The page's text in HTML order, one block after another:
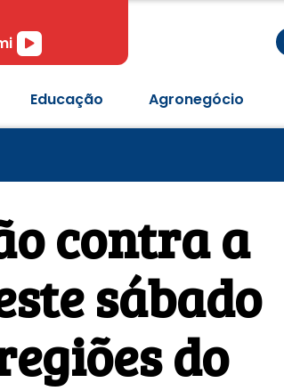
Tocador
de
Educação Agronegócio
da Copa do Brasil
da Copa do Brasil
contra a
sábado
do